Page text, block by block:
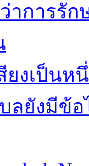
ว่าการรั
ยงเป็น
ลยังมีข้อ